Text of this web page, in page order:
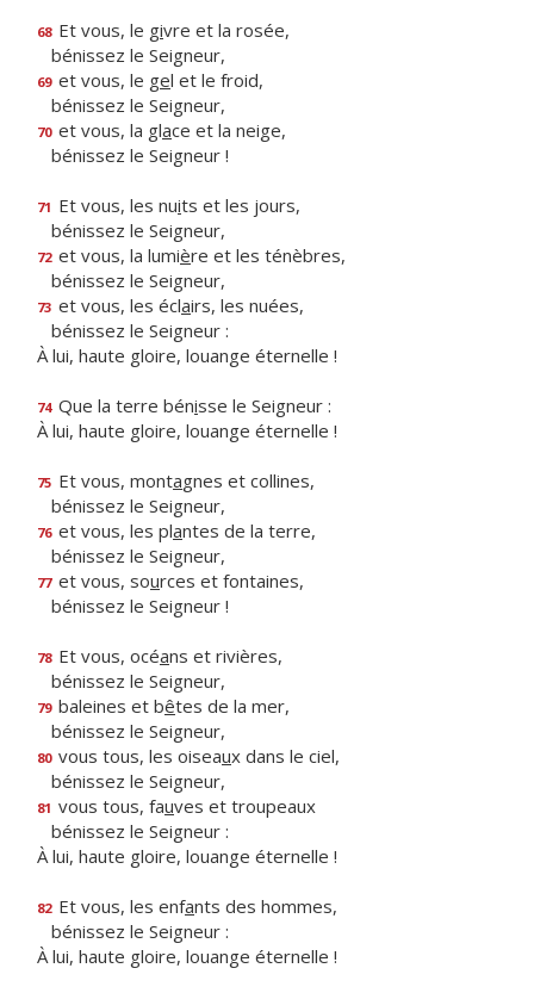
68 Et vous, le givre et la rosée,
bénissez le Seigneur,
69 et vous, le gel et le froid,
bénissez le Seigneur,
70 et vous, la glace et la neige,
bénissez le Seigneur !
71 Et vous, les nuits et les jours,
bénissez le Seigneur,
72 et vous, la lumière et les ténèbres,
bénissez le Seigneur,
73 et vous, les éclairs, les nuées,
bénissez le Seigneur :
À lui, haute gloire, louange éternelle !
74 Que la terre bénisse le Seigneur :
À lui, haute gloire, louange éternelle !
75 Et vous, montagnes et collines,
bénissez le Seigneur,
76 et vous, les plantes de la terre,
bénissez le Seigneur,
77 et vous, sources et fontaines,
bénissez le Seigneur !
78 Et vous, océans et rivières,
bénissez le Seigneur,
79 baleines et bêtes de la mer,
bénissez le Seigneur,
80 vous tous, les oiseaux dans le ciel,
bénissez le Seigneur,
81 vous tous, fauves et troupeaux
bénissez le Seigneur :
À lui, haute gloire, louange éternelle !
82 Et vous, les enfants des hommes,
bénissez le Seigneur :
À lui, haute gloire, louange éternelle !